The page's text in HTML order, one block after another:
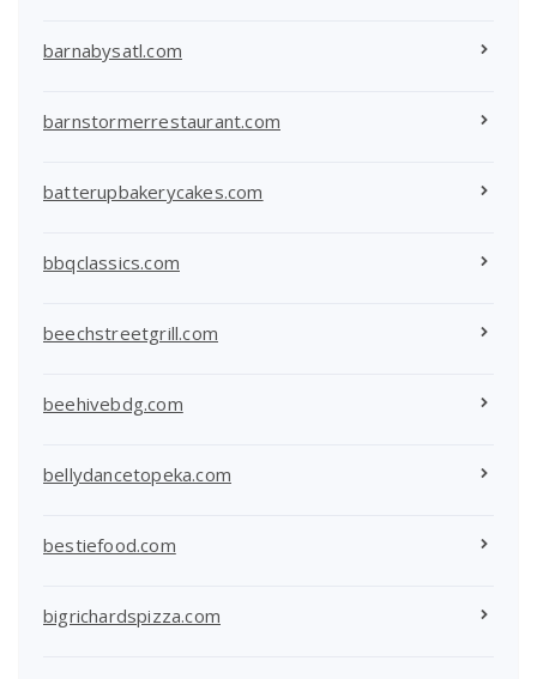
barnabysatl.com
barnstormerrestaurant.com
batterupbakerycakes.com
bbqclassics.com
beechstreetgrill.com
beehivebdg.com
bellydancetopeka.com
bestiefood.com
bigrichardspizza.com